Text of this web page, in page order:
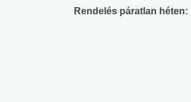
Rendelés páratlan héten: